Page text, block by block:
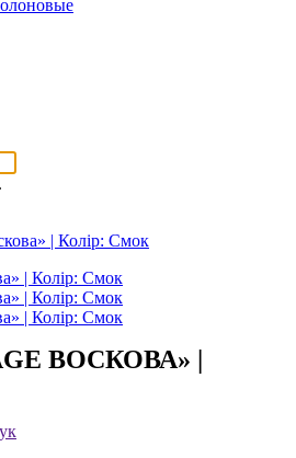
| Колір: Смок
ВОСКОВА» |